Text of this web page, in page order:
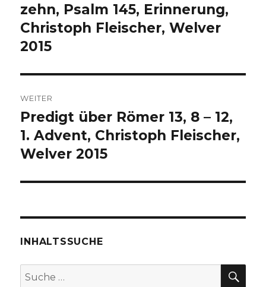
Beitrag:
zehn, Psalm 145, Erinnerung,
Christoph Fleischer, Welver
2015
WEITER
Nächster
Beitrag:
Predigt über Römer 13, 8 – 12,
1. Advent, Christoph Fleischer,
Welver 2015
INHALTSSUCHE
Suche